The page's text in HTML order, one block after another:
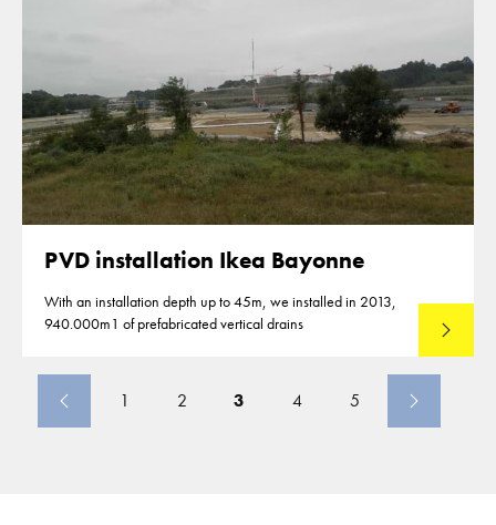
PVD installation Ikea Bayonne
With an installation depth up to 45m, we installed in 2013,
940.000m1 of prefabricated vertical drains
Lees
1 2 3 4 5